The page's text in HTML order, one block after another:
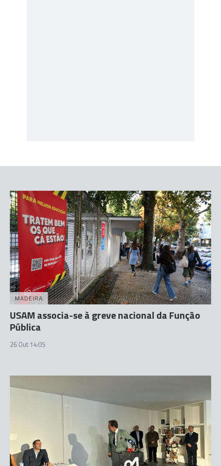
MADEIRA
USAM associa-se à greve nacional da Função
Pública
26 Out 14:05